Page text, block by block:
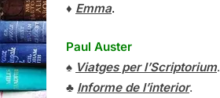
♦ Emma.
Paul Auster
♠ Viatges per l’Scriptorium.
♣ Informe de l’interior.